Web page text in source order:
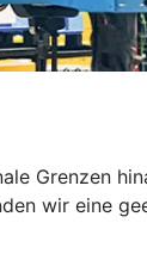
Grenzen
wir eine